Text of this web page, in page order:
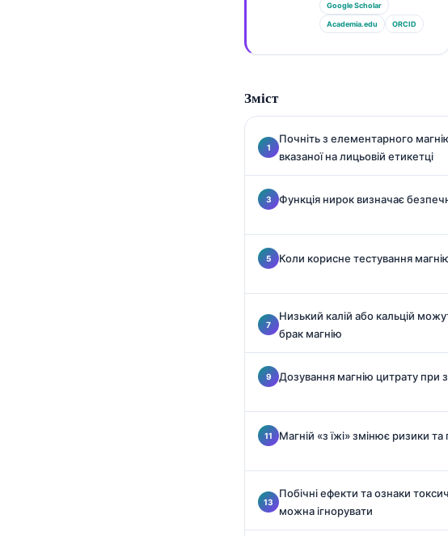
Google Scholar
Academia.edu ORCID
Зміст
Почніть з елементарного
вказаної на лицьовій етикетці
Функція нирок визначає
Коли корисне тестування
Низький калій або кальцій
брак магнію
Дозування магнію цитрату при
Магній «з їжі» змінює ризики
Побічні ефекти та ознаки
можна ігнорувати